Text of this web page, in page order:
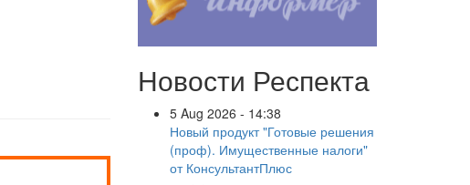
Новости Респекта
5 Aug 2026 - 14:38
Новый продукт "Готовые решения
(проф). Имущественные налоги"
от КонсультантПлюс